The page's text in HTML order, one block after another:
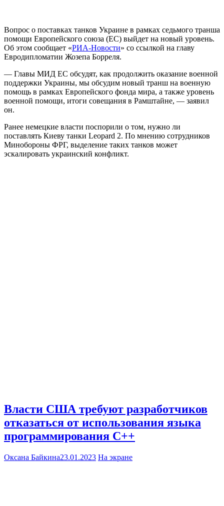
Вопрос о поставках танков Украине в рамках седьмого транша
помощи Европейского союза (ЕС) выйдет на новый уровень.
Об этом сообщает «РИА-Новости» со ссылкой на главу
Евродипломатии Жозепа Борреля.
— Главы МИД ЕС обсудят, как продолжить оказание военной
поддержки Украины, мы обсудим новый транш на военную
помощь в рамках Европейского фонда мира, а также уровень
военной помощи, итоги совещания в Рамштайне, — заявил
он.
Ранее немецкие власти поспорили о том, нужно ли
поставлять Киеву танки Leopard 2. По мнению сотрудников
Минобороны ФРГ, выделение таких танков может
эскалировать украинский конфликт.
Власти США требуют разработчиков
отказаться от использования языка
программирования C++
Оксана Байкина23.01.2023 На экране